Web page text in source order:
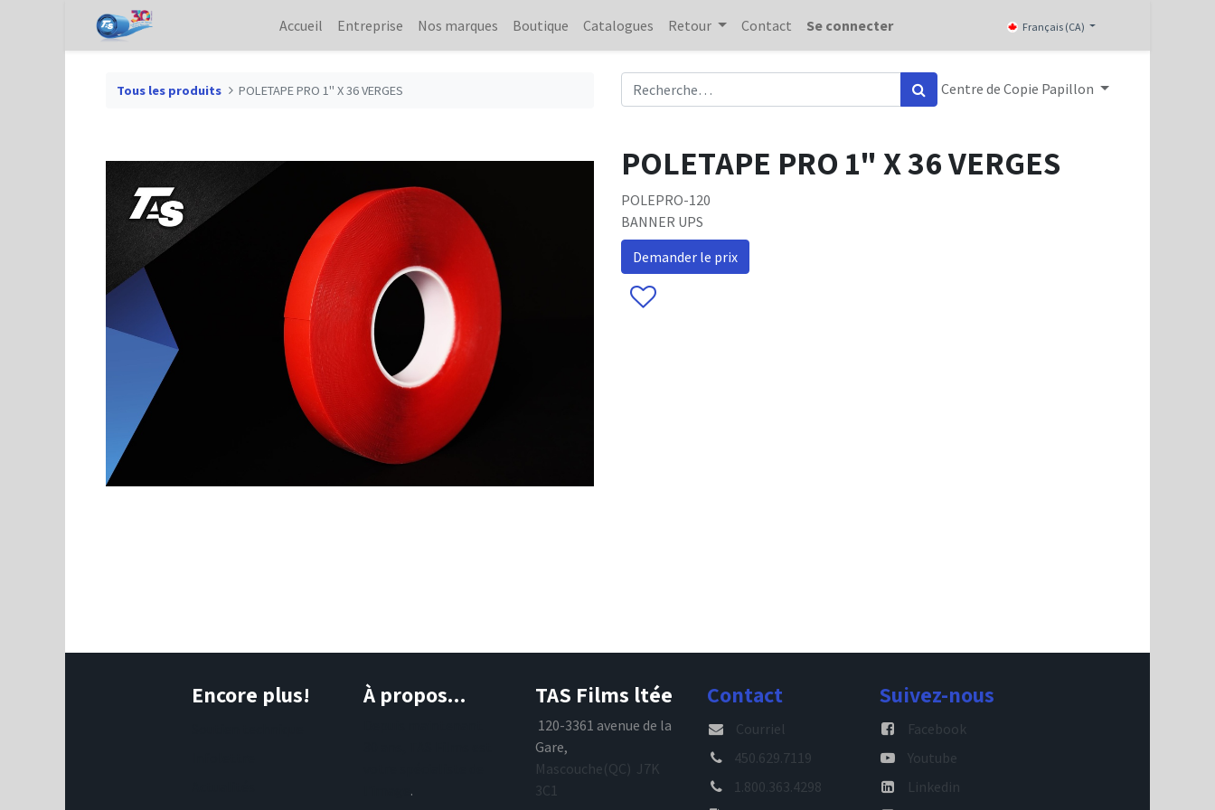
Accueil Entreprise Nos marques Boutique Catalogues Retour Contact Se connecter Français (CA)
Tous les produits POLETAPE PRO 1" X 36 VERGES Centre de Copie Papillon
POLETAPE PRO 1" X 36 VERGES
POLEPRO-120
BANNER UPS
Demander le prix
Encore plus! À propos...
.
TAS Films ltée
120-3361 avenue de la
Gare,
Mascouche(QC) J7K
3C1
Contact
Courriel
450.629.7119
1.800.363.4298
Suivez-nous
Facebook
Youtube
Linkedin